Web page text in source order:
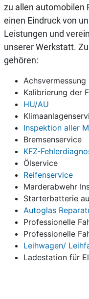
zu allen automobilen
einen Eindruck von
Leistungen und
unserer Werkstatt.
gehören:
Kalibrierung der
HU/AU
Inspektion aller
Bremsenservice
KFZ-
Ölservice
Reifenservice
Marderabwehr
Starterbatterie
Autoglas
Professionelle
Professionelle
Leihwagen/
Ladestation für